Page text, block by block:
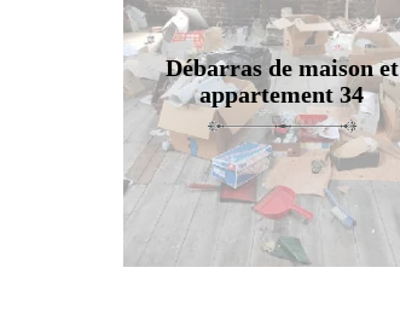
Débarras de maison et
appartement 34